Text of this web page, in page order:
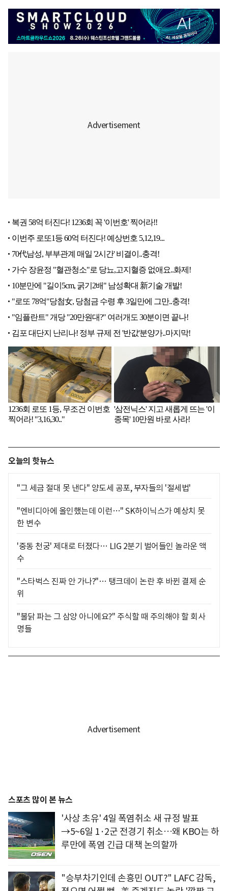
오늘의 핫뉴스
"그 세금 절대 못 낸다" 양도세 공포, 부자들의 '절세법'
"엔비디아에 올인했는데 이런…" SK하이닉스가 예상치 못
한 변수
'중동 천궁' 제대로 터졌다… LIG 2분기 벌어들인 놀라운 액
수
"스타벅스 진짜 안 가나?"… 탱크데이 논란 후 바뀐 결제 순
위
"불닭 파는 그 삼양 아니에요?" 주식할 때 주의해야 할 회사
명들
스포츠 많이 본 뉴스
'사상 초유' 4일 폭염취소 새 규정 발표
→5~6일 1·2군 전경기 취소…왜 KBO는 하
루만에 폭염 긴급 대책 논의할까
"승부차기인데 손흥민 OUT?" LAFC 감독,